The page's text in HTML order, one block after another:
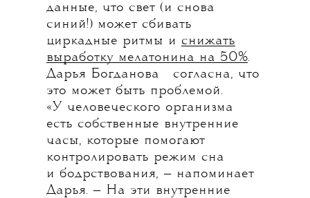
данные, что свет (и снова
синий!) может сбивать
циркадные ритмы и снижать
выработку мелатонина на 50%.
Дарья Богданова
согласна, что
это может быть проблемой.
«У человеческого организма
есть собственные внутренние
часы, которые помогают
контролировать режим сна
и бодрствования, — напоминает
Дарья. — На эти внутренние